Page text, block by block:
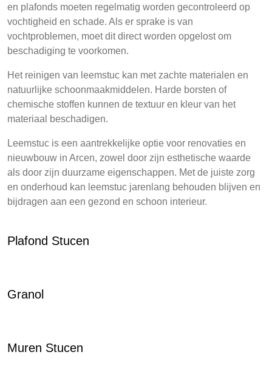
en plafonds moeten regelmatig worden gecontroleerd op
vochtigheid en schade. Als er sprake is van
vochtproblemen, moet dit direct worden opgelost om
beschadiging te voorkomen.
Het reinigen van leemstuc kan met zachte materialen en
natuurlijke schoonmaakmiddelen. Harde borsten of
chemische stoffen kunnen de textuur en kleur van het
materiaal beschadigen.
Leemstuc is een aantrekkelijke optie voor renovaties en
nieuwbouw in Arcen, zowel door zijn esthetische waarde
als door zijn duurzame eigenschappen. Met de juiste zorg
en onderhoud kan leemstuc jarenlang behouden blijven en
bijdragen aan een gezond en schoon interieur.
Plafond Stucen
Granol
Muren Stucen